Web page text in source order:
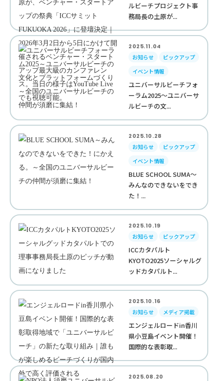
ルビーチプロジェクト事
務局長の土原が...
2025.11.04
お知らせ
ピックアップ
イベント情報
ユニバーサルビーチフォ
ーラム2025～ユニバーサ
ルビーチの文...
2025.10.28
お知らせ
ピックアップ
イベント情報
BLUE SCHOOL SUMA～
みんなのできないをでき
た！...
2025.10.19
お知らせ
ピックアップ
ICCカタパルト
KYOTO2025ソーシャルグ
ッドカタパルト...
2025.10.16
お知らせ
メディア掲載
エンジェルロードin香川
県小豆島イベント開催！
国際的な表彰取...
2025.08.20